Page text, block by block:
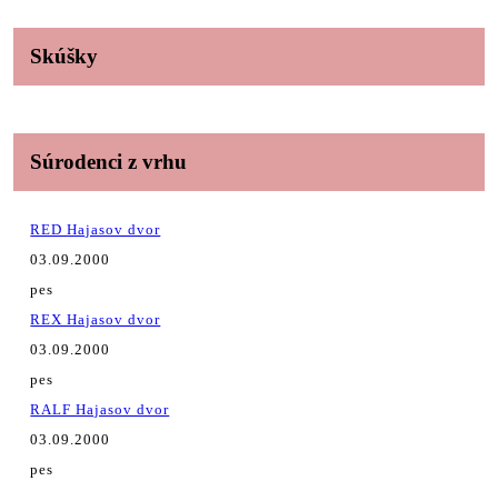
Skúšky
Súrodenci z vrhu
RED Hajasov dvor
03.09.2000
pes
REX Hajasov dvor
03.09.2000
pes
RALF Hajasov dvor
03.09.2000
pes